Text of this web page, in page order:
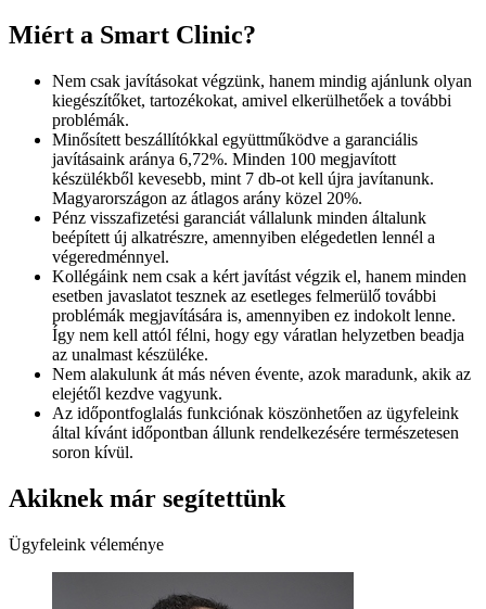
Miért a Smart Clinic?
Nem csak javításokat végzünk, hanem mindig ajánlunk olyan
kiegészítőket, tartozékokat, amivel elkerülhetőek a további
problémák.
Minősített beszállítókkal együttműködve a garanciális
javításaink aránya 6,72%. Minden 100 megjavított
készülékből kevesebb, mint 7 db-ot kell újra javítanunk.
Magyarországon az átlagos arány közel 20%.
Pénz visszafizetési garanciát vállalunk minden általunk
beépített új alkatrészre, amennyiben elégedetlen lennél a
végeredménnyel.
Kollégáink nem csak a kért javítást végzik el, hanem minden
esetben javaslatot tesznek az esetleges felmerülő további
problémák megjavítására is, amennyiben ez indokolt lenne.
Így nem kell attól félni, hogy egy váratlan helyzetben beadja
az unalmast készüléke.
Nem alakulunk át más néven évente, azok maradunk, akik az
elejétől kezdve vagyunk.
Az időpontfoglalás funkciónak köszönhetően az ügyfeleink
által kívánt időpontban állunk rendelkezésére természetesen
soron kívül.
Akiknek már segítettünk
Ügyfeleink véleménye